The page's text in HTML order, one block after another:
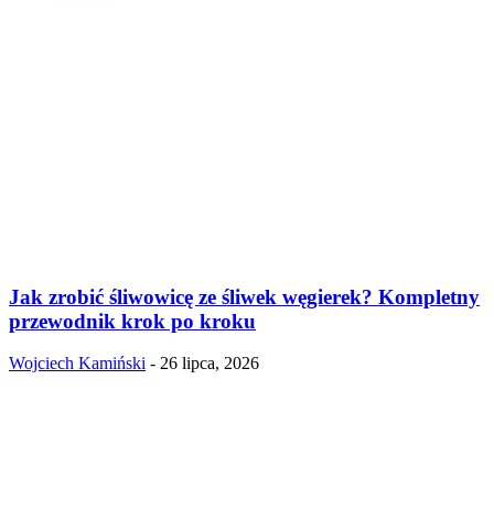
Jak zrobić śliwowicę ze śliwek węgierek? Kompletny
przewodnik krok po kroku
Wojciech Kamiński - 26 lipca, 2026